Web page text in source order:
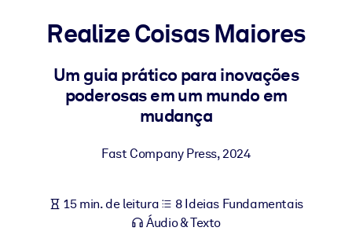
Para LMS/LXP
Leve conhecimento verificado e conciso para seu LMS/LXP para
resultados de aprendizagem mais sólidos.
Para sistemas de IA
Realize Coisas Maiores
Um guia prático para inovações
poderosas em um mundo em
mudança
Fast Company Press,2024
15 min. de leitura
8 Ideias Fundamentais
Áudio & Texto